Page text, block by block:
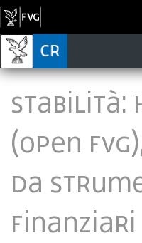
Stabilità:
(Open
da
finanziari